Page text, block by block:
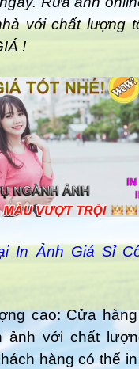
với chất lượng
!
In Ảnh Giá Sỉ
cao: Cửa
ảnh với chất
hàng có thể